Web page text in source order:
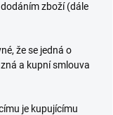
zboží (dále
že se jedná o
a kupní smlouva
je kupujícímu